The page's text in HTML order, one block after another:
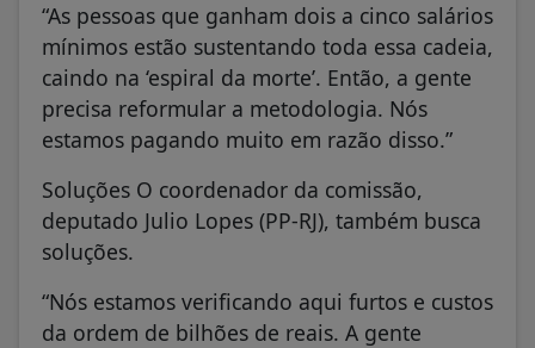
“As pessoas que ganham dois a cinco salários
mínimos estão sustentando toda essa cadeia,
caindo na ‘espiral da morte’. Então, a gente
precisa reformular a metodologia. Nós
estamos pagando muito em razão disso.”
Soluções O coordenador da comissão,
deputado Julio Lopes (PP-RJ), também busca
soluções.
“Nós estamos verificando aqui furtos e custos
da ordem de bilhões de reais. A gente